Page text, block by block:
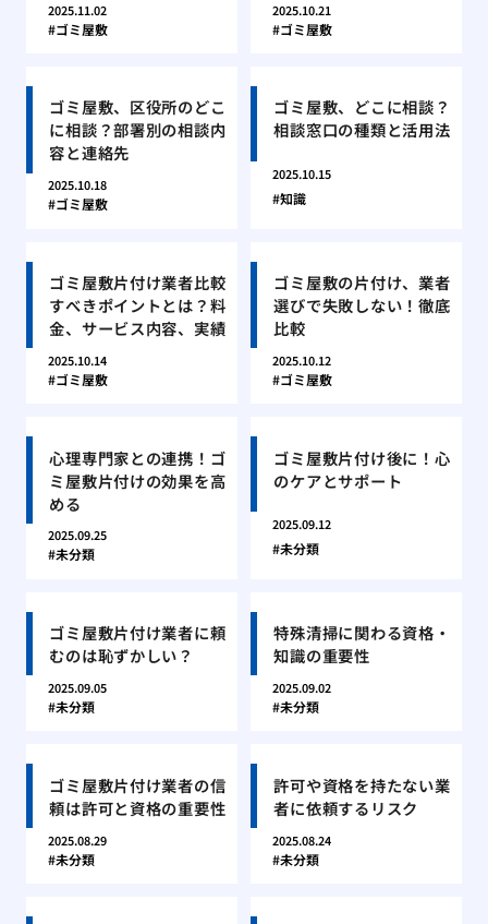
2025.11.02
ゴミ屋敷
2025.10.21
ゴミ屋敷
ゴミ屋敷、区役所のどこ
に相談？部署別の相談内
容と連絡先
2025.10.18
ゴミ屋敷
ゴミ屋敷、どこに相談？
相談窓口の種類と活用法
2025.10.15
知識
ゴミ屋敷片付け業者比較
すべきポイントとは？料
金、サービス内容、実績
2025.10.14
ゴミ屋敷
ゴミ屋敷の片付け、業者
選びで失敗しない！徹底
比較
2025.10.12
ゴミ屋敷
心理専門家との連携！ゴ
ミ屋敷片付けの効果を高
める
2025.09.25
未分類
ゴミ屋敷片付け後に！心
のケアとサポート
2025.09.12
未分類
ゴミ屋敷片付け業者に頼
むのは恥ずかしい？
2025.09.05
未分類
特殊清掃に関わる資格・
知識の重要性
2025.09.02
未分類
ゴミ屋敷片付け業者の信
頼は許可と資格の重要性
2025.08.29
未分類
許可や資格を持たない業
者に依頼するリスク
2025.08.24
未分類